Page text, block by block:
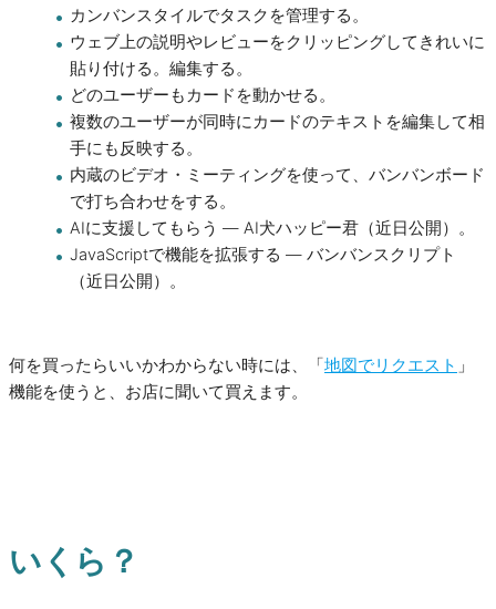
カンバンスタイルでタスクを管理する。
ウェブ上の説明やレビューをクリッピングしてきれいに
貼り付ける。編集する。
どのユーザーもカードを動かせる。
複数のユーザーが同時にカードのテキストを編集して相
手にも反映する。
内蔵のビデオ・ミーティングを使って、バンバンボード
で打ち合わせをする。
AIに支援してもらう — AI犬ハッピー君（近日公開）。
JavaScriptで機能を拡張する — バンバンスクリプト
（近日公開）。
何を買ったらいいかわからない時には、「地図でリクエスト 」
機能を使うと、お店に聞いて買えます。
いくら？